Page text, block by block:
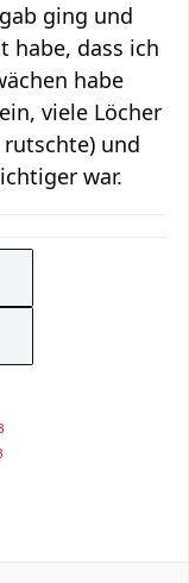
ging und
habe, dass ich
habe
viele Löcher
und
war.